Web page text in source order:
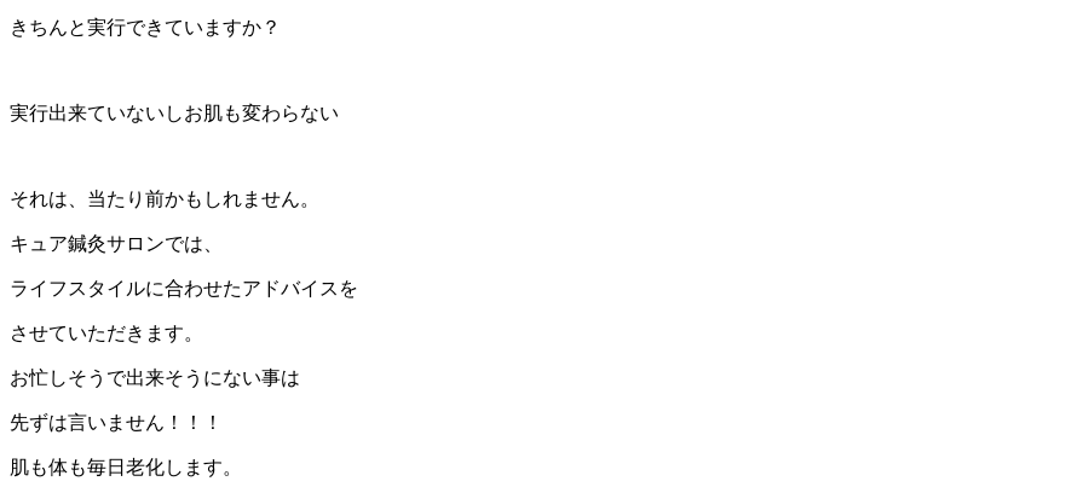
きちんと実行できていますか？
実行出来ていないしお肌も変わらない
それは、当たり前かもしれません。
キュア鍼灸サロンでは、
ライフスタイルに合わせたアドバイスを
させていただきます。
お忙しそうで出来そうにない事は
先ずは言いません！！！
肌も体も毎日老化します。